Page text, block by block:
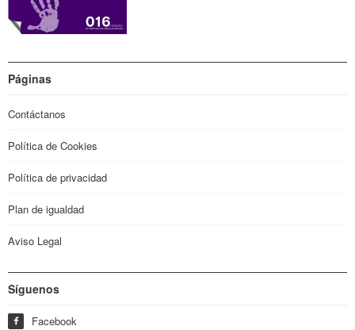
Páginas
Contáctanos
Política de Cookies
Política de privacidad
Plan de igualdad
Aviso Legal
Síguenos
f Facebook